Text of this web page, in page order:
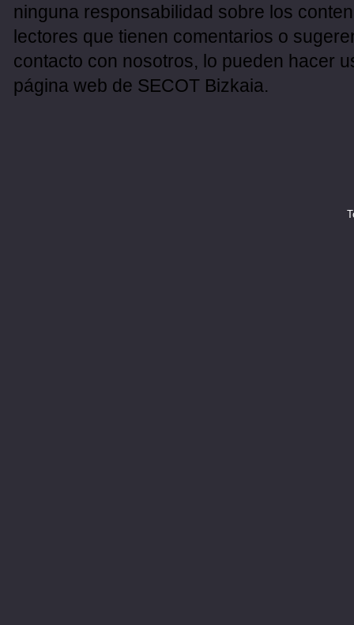
ninguna responsabilidad sobre los
lectores que tienen comentarios o
contacto con nosotros, lo pueden hacer
página web de SECOT Bizkaia.